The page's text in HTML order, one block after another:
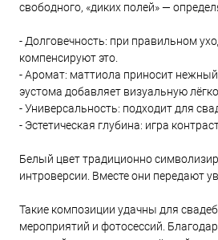
свободного, «диких полей» —
- Долговечность: при правильном
компенсируют это.
- Аромат: маттиола приносит
эустома добавляет визуальную
- Универсальность: подходит для
- Эстетическая глубина: игра
Белый цвет традиционно
интроверсии. Вместе они передают
Такие композиции удачны для
мероприятий и фотосессий.